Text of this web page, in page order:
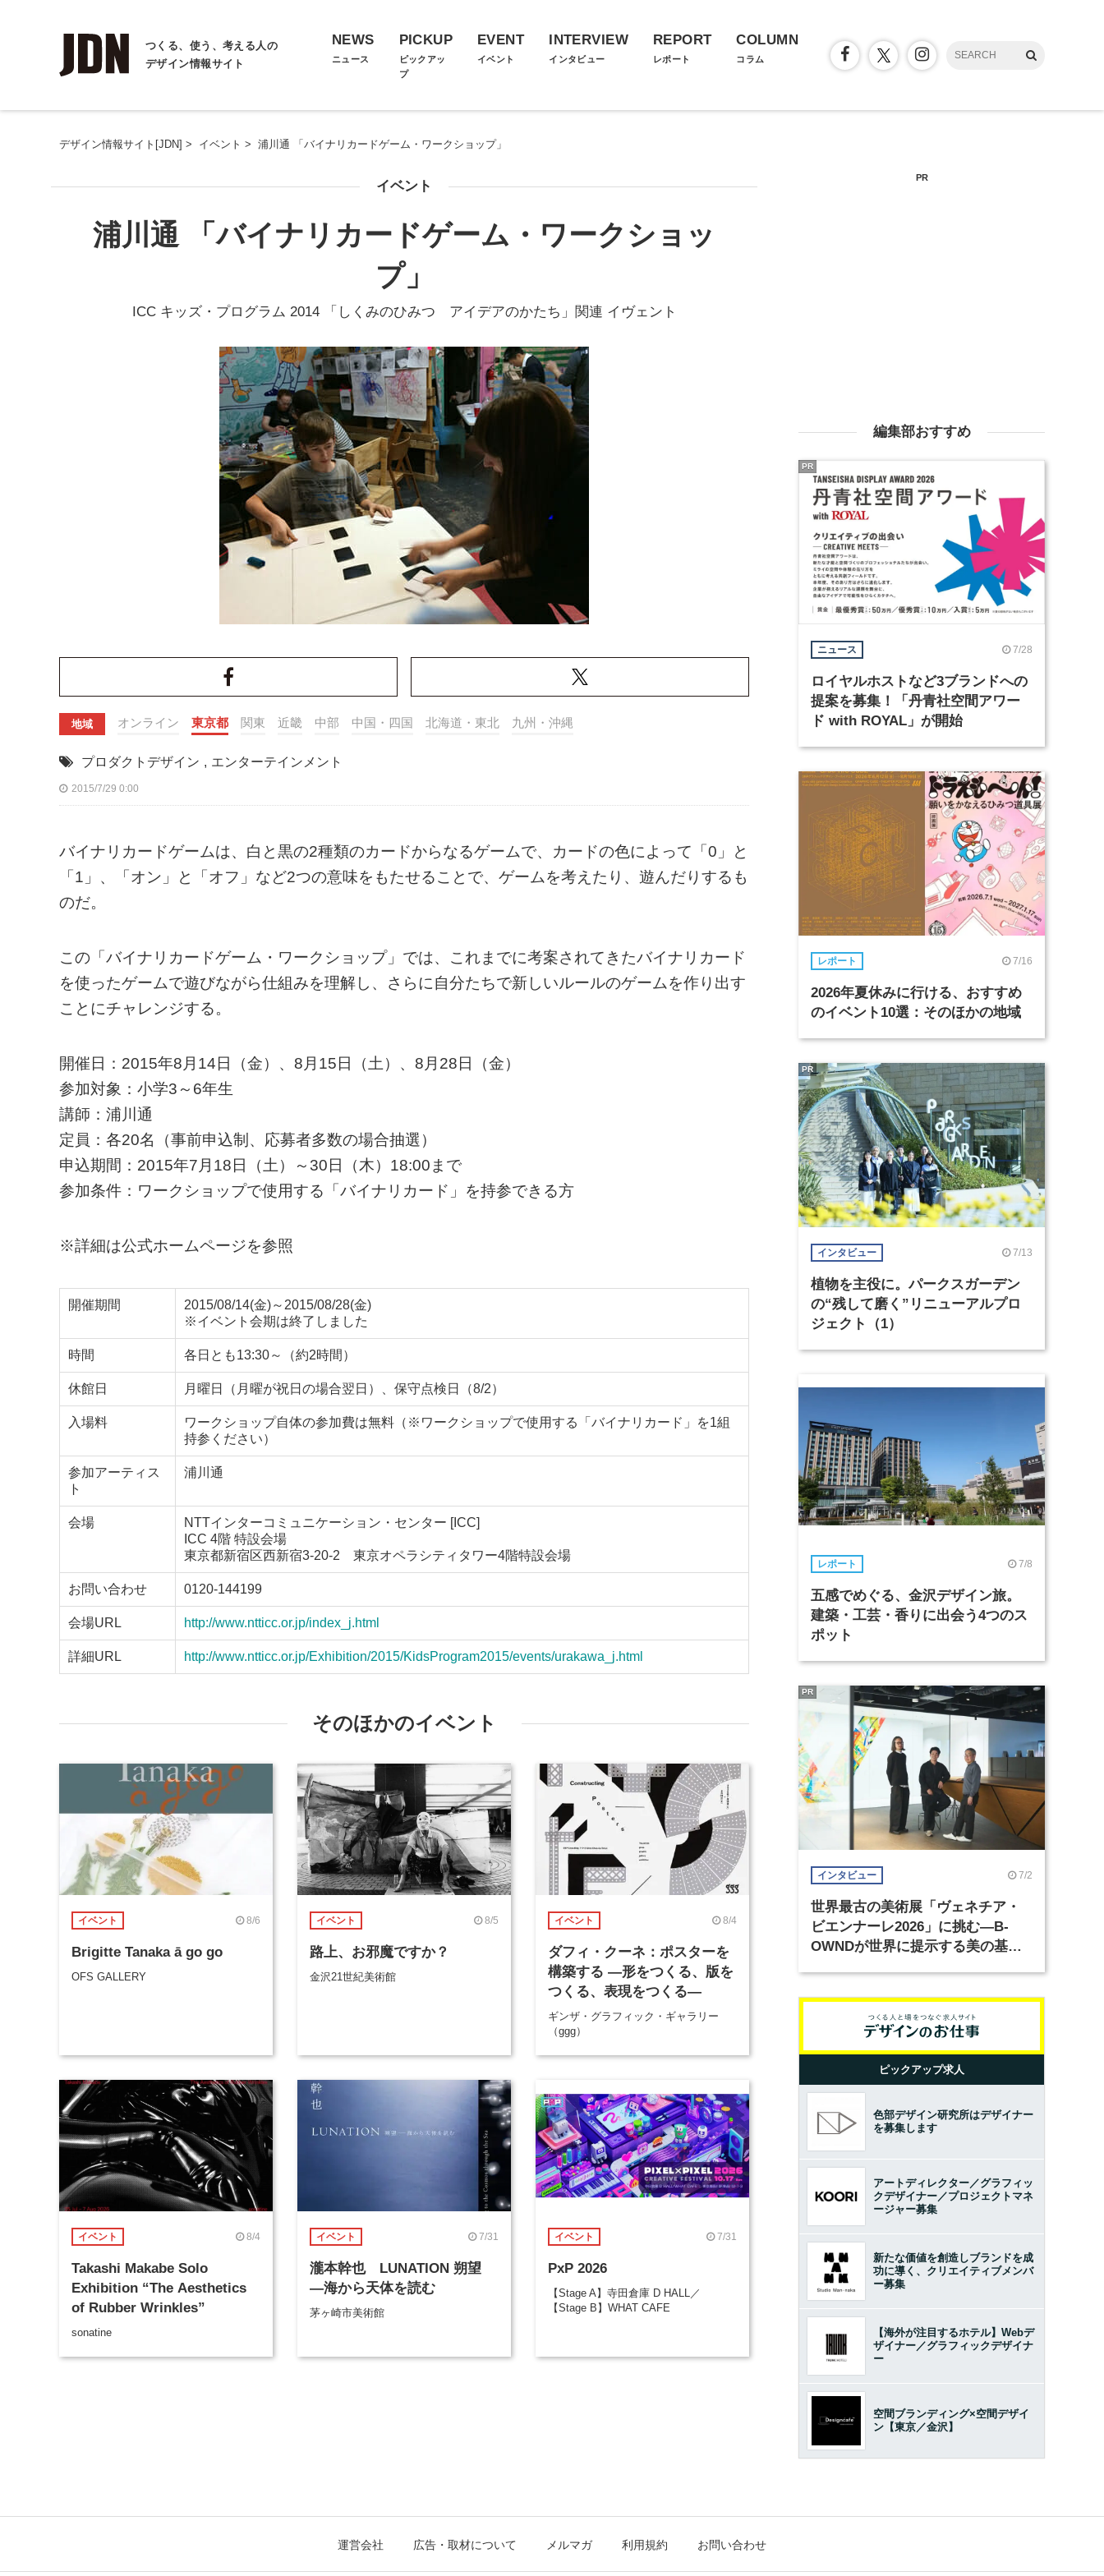
つくる、使う、考える人の
デザイン情報サイト
NEWS
ニュース
PICKUP
ピックアッ
プ
EVENT
イベント
INTERVIEW
インタビュー
REPORT
レポート
COLUMN
コラム
デザイン情報サイト[JDN] > イベント > 浦川通 「バイナリカードゲーム・ワークショップ」
イベント
浦川通 「バイナリカードゲーム・ワークショッ
プ」
ICC キッズ・プログラム 2014 「しくみのひみつ アイデアのかたち」関連 イヴェント
地域 オンライン 東京都 関東 近畿 中部 中国・四国 北海道・東北 九州・沖縄
プロダクトデザイン , エンターテインメント
2015/7/29 0:00
バイナリカードゲームは、白と黒の2種類のカードからなるゲームで、カードの色によって「0」と
「1」、「オン」と「オフ」など2つの意味をもたせることで、ゲームを考えたり、遊んだりするも
のだ。
この「バイナリカードゲーム・ワークショップ」では、これまでに考案されてきたバイナリカード
を使ったゲームで遊びながら仕組みを理解し、さらに自分たちで新しいルールのゲームを作り出す
ことにチャレンジする。
開催日：2015年8月14日（金）、8月15日（土）、8月28日（金）
参加対象：小学3～6年生
講師：浦川通
定員：各20名（事前申込制、応募者多数の場合抽選）
申込期間：2015年7月18日（土）～30日（木）18:00まで
参加条件：ワークショップで使用する「バイナリカード」を持参できる方
※詳細は公式ホームページを参照
開催期間
2015/08/14(金)～2015/08/28(金)
※イベント会期は終了しました
時間 各日とも13:30～（約2時間）
休館日 月曜日（月曜が祝日の場合翌日）、保守点検日（8/2）
入場料
ワークショップ自体の参加費は無料（※ワークショップで使用する「バイナリカード」を1組
持参ください）
参加アーティス
ト
浦川通
会場
NTTインターコミュニケーション・センター [ICC]
ICC 4階 特設会場
東京都新宿区西新宿3-20-2 東京オペラシティタワー4階特設会場
お問い合わせ 0120-144199
会場URL http://www.ntticc.or.jp/index_j.html
詳細URL http://www.ntticc.or.jp/Exhibition/2015/KidsProgram2015/events/urakawa_j.html
そのほかのイベント
イベント 8/6
Brigitte Tanaka ā go go
OFS GALLERY
イベント 8/5
路上、お邪魔ですか？
金沢21世紀美術館
イベント 8/4
ダフィ・クーネ：ポスターを
構築する ―形をつくる、版を
つくる、表現をつくる―
ギンザ・グラフィック・ギャラリー
（ggg）
イベント 8/4
Takashi Makabe Solo
Exhibition “The Aesthetics
of Rubber Wrinkles”
sonatine
イベント 7/31
瀧本幹也 LUNATION 朔望
―海から天体を読む
茅ヶ崎市美術館
イベント 7/31
PxP 2026
【Stage A】寺田倉庫 D HALL／
【Stage B】WHAT CAFE
PR
編集部おすすめ
ニュース 7/28
ロイヤルホストなど3ブランドへの
提案を募集！「丹青社空間アワー
ド with ROYAL」が開始
PR
レポート 7/16
2026年夏休みに行ける、おすすめ
のイベント10選：そのほかの地域
インタビュー 7/13
植物を主役に。パークスガーデン
の“残して磨く”リニューアルプロ
ジェクト（1）
PR
レポート 7/8
五感でめぐる、金沢デザイン旅。
建築・工芸・香りに出会う4つのス
ポット
インタビュー 7/2
世界最古の美術展「ヴェネチア・
ビエンナーレ2026」に挑む―B-
OWNDが世界に提示する美の基準
PR
ピックアップ求人
色部デザイン研究所はデザイナー
を募集します
アートディレクター／グラフィッ
クデザイナー／プロジェクトマネ
ージャー募集
新たな価値を創造しブランドを成
功に導く、クリエイティブメンバ
ー募集
【海外が注目するホテル】Webデ
ザイナー／グラフィックデザイナ
ー
空間ブランディング×空間デザイ
ン【東京／金沢】
運営会社 広告・取材について メルマガ 利用規約 お問い合わせ